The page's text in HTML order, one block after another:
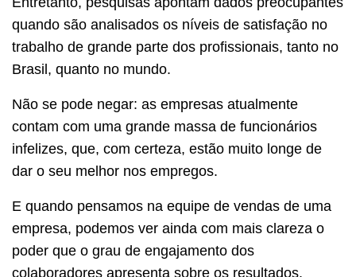
quando são analisados os níveis de satisfação no
trabalho de grande parte dos profissionais, tanto no
Brasil, quanto no mundo.
Não se pode negar: as empresas atualmente
contam com uma grande massa de funcionários
infelizes, que, com certeza, estão muito longe de
dar o seu melhor nos empregos.
E quando pensamos na equipe de vendas de uma
empresa, podemos ver ainda com mais clareza o
poder que o grau de engajamento dos
colaboradores apresenta sobre os resultados.